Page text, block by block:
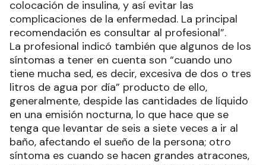
colocación de insulina, y así evitar las
complicaciones de la enfermedad. La principal
recomendación es consultar al profesional”.
La profesional indicó también que algunos de los
síntomas a tener en cuenta son “cuando uno
tiene mucha sed, es decir, excesiva de dos o tres
litros de agua por día” producto de ello,
generalmente, despide las cantidades de líquido
en una emisión nocturna, lo que hace que se
tenga que levantar de seis a siete veces a ir al
baño, afectando el sueño de la persona; otro
síntoma es cuando se hacen grandes atracones,